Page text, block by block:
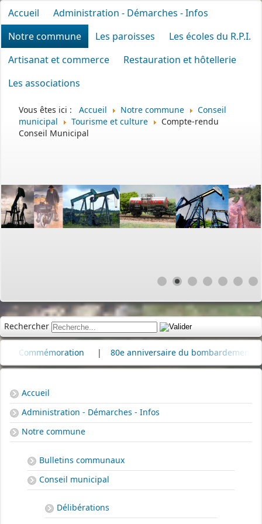
Accueil
Administration - Démarches - Infos
Notre commune
Les paroisses
Les écoles du R.P.I.
Artisanat et commerce
Restauration et hôtellerie
Les associations
Vous êtes ici : Accueil Notre commune
Conseil
municipal
Tourisme et culture
Compte-rendu
Conseil Municipal
Rechercher
| 80e anniversaire du bombardement de la
Accueil
Administration - Démarches - Infos
Notre commune
Bulletins communaux
Conseil municipal
Délibérations